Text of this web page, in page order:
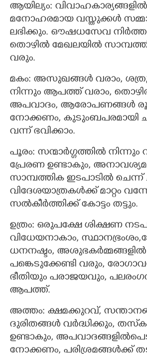
ആയില്യം:
മനോഹരമായ വസ്തുക്കൾ
ലഭിക്കും. ഔഷധസേവ
തൊഴിൽ മേഖലയിൽ
വരും.
മകം: അസുഖങ്ങൾ വരാം,
നിന്നും ആപത്ത് വരാം,
അപവാദം, ആരോപണങ്ങൾ
നോക്കണം, കുടുംബപരമായി
വന്ന് ഭവിക്കാം.
പൂരം: സന്മാർഗ്ഗത്തിൽ നിന്നും
പ്രേരണ ഉണ്ടാകും,
സാമ്പത്തിക ഇടപാടിൽ
വിദേശയാത്രകൾക്ക് മാറ്റം
സൽകീർത്തിക്ക് കോട്ടം തട്ടും.
ഉത്രം: ഒരുപക്ഷേ ശിക്ഷണ
വിധേയനാകാം,
ധനനഷ്ടം, അശുഭകർമ്മങ്ങളിൽ
പങ്കെടുക്കേണ്ടി വരും,
ഭീതിയും പരാജയവും,
ആപത്ത്.
അത്തം: ക്ഷമക്കുറവ്,
ദുരിതങ്ങൾ വർദ്ധിക്കും,
ഉണ്ടാകും,
നോക്കണം, പരിശ്രമങ്ങൾക്ക്